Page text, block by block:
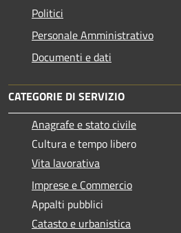
Politici
Personale Amministrativo
Documenti e dati
CATEGORIE DI SERVIZIO
Anagrafe e stato civile
Cultura e tempo libero
Vita lavorativa
Imprese e Commercio
Appalti pubblici
Catasto e urbanistica